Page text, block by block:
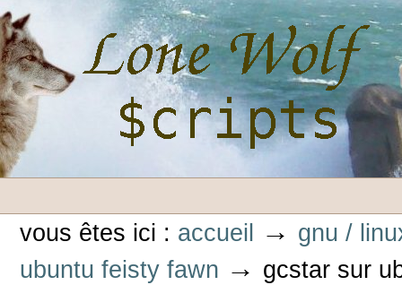
au
contenu.
Aller
à
la
navigation
Outils
vous êtes ici : accueil → gnu /
ubuntu feisty fawn → gcstar sur